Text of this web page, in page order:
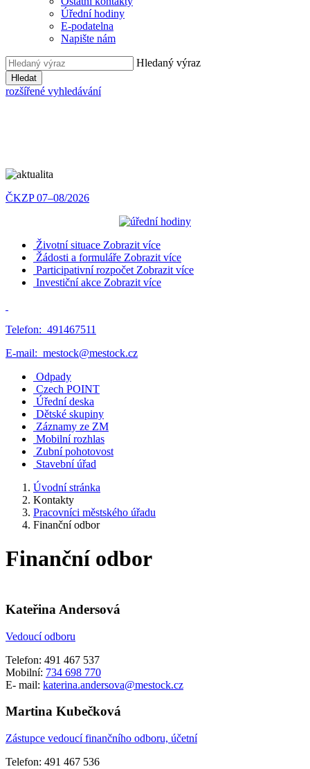
Úřední hodiny
E-podatelna
Napište nám
Hledaný výraz
Hledat
rozšířené vyhledávání
ČKZP 07–08/2026
Životní situace Zobrazit více
Žádosti a formuláře Zobrazit více
Participativní rozpočet Zobrazit více
Investiční akce Zobrazit více
Telefon: 491467511
E-mail: mestock@mestock.cz
Odpady
Czech POINT
Úřední deska
Dětské skupiny
Záznamy ze ZM
Mobilní rozhlas
Zubní pohotovost
Stavební úřad
Úvodní stránka
Kontakty
Pracovníci městského úřadu
Finanční odbor
Finanční odbor
Kateřina Andersová
Vedoucí odboru
Telefon: 491 467 537
Mobilní: 734 698 770
E- mail: katerina.andersova@mestock.cz
Martina Kubečková
Zástupce vedoucí finančního odboru, účetní
Telefon: 491 467 536